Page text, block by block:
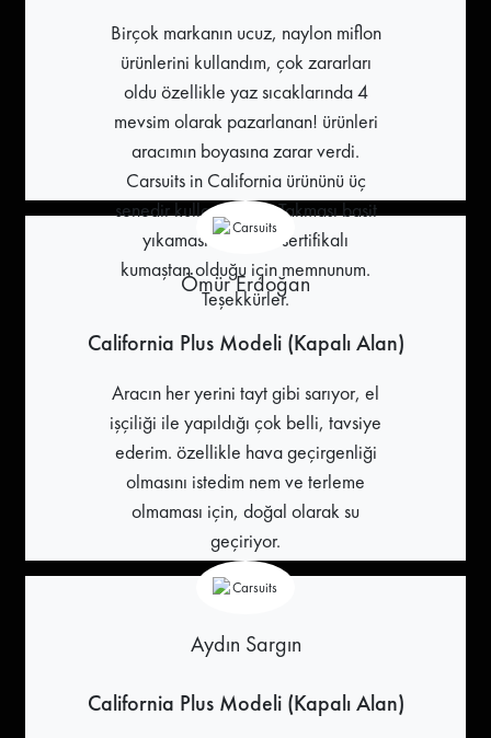
Birçok markanın ucuz, naylon miflon
ürünlerini kullandım, çok zararları
oldu özellikle yaz sıcaklarında 4
mevsim olarak pazarlanan! ürünleri
aracımın boyasına zarar verdi.
Carsuits in California ürününü üç
senedir kullanıyorum. Takması basit
yıkaması kolay ve sertifikalı
kumaştan olduğu için memnunum.
Teşekkürler.
Ömür Erdoğan
California Plus Modeli (Kapalı Alan)
Aracın her yerini tayt gibi sarıyor, el
işçiliği ile yapıldığı çok belli, tavsiye
ederim. özellikle hava geçirgenliği
olmasını istedim nem ve terleme
olmaması için, doğal olarak su
geçiriyor.
Aydın Sargın
California Plus Modeli (Kapalı Alan)